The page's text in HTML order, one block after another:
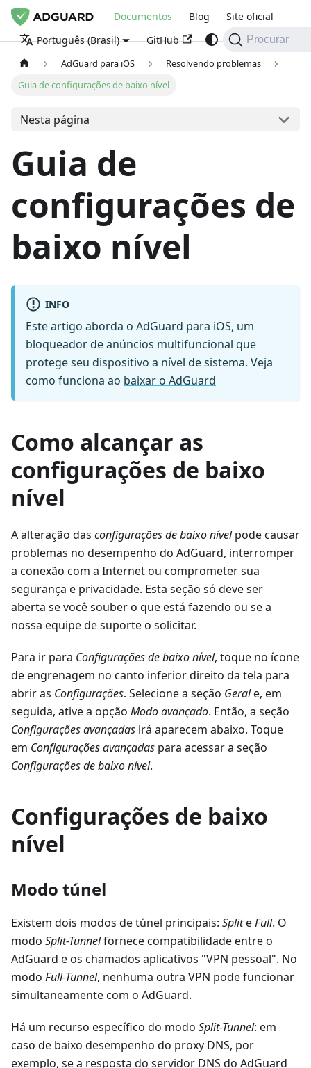
Documentos Blog
Site oficial
Português (Brasil)
GitHub Procurar
AdGuard para iOS
Resolvendo problemas
Guia de configurações de baixo nível
Nesta página
Guia de
configurações de
baixo nível
INFO
Este artigo aborda o AdGuard para iOS, um
bloqueador de anúncios multifuncional que
protege seu dispositivo a nível de sistema. Veja
como funciona ao baixar o AdGuard
Como alcançar as
configurações de baixo
nível
A alteração das configurações de baixo nívelpode causar
problemas no desempenho do AdGuard, interromper
a conexão com a Internet ou comprometer sua
segurança e privacidade. Esta seção só deve ser
aberta se você souber o que está fazendo ou se a
nossa equipe de suporte o solicitar.
Para ir para Configurações de baixo nível, toque no ícone
de engrenagem no canto inferior direito da tela para
abrir as Configurações. Selecione a seção Gerale, em
seguida, ative a opção Modo avançado. Então, a seção
Configurações avançadas irá aparecem abaixo. Toque
em Configurações avançadas para acessar a seção
Configurações de baixo nível.
Configurações de baixo
nível
Modo túnel
Existem dois modos de túnel principais: SpliteFull. O
modo Split-Tunnelfornece compatibilidade entre o
AdGuard e os chamados aplicativos "VPN pessoal". No
modo Full-Tunnel, nenhuma outra VPN pode funcionar
simultaneamente com o AdGuard.
Há um recurso específico do modo Split-Tunnel: em
caso de baixo desempenho do proxy DNS, por
exemplo, se a resposta do servidor DNS do AdGuard